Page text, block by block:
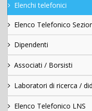
Elenchi telefonici
Elenco Telefonico
Dipendenti
Associati / Borsisti
Laboratori di ricerca /
Elenco Telefonico LNS